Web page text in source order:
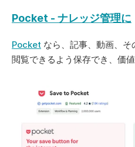
Pocket - ナレッジ管理に
Pocket なら、記事、動画、
閲覧できるよう保存でき、価